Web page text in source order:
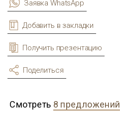
Заявка WhatsApp
Добавить в закладки
Получить презентацию
Поделиться
Смотреть 8 предложений